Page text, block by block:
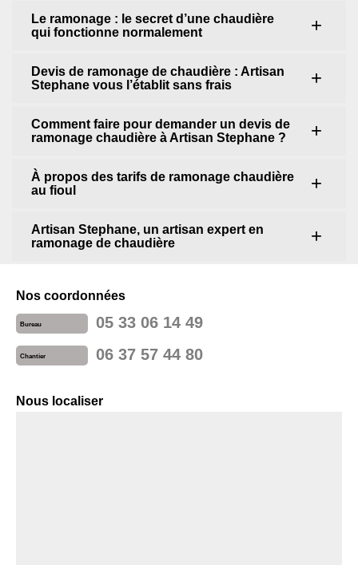
Le ramonage : le secret d’une chaudière
qui fonctionne normalement
Devis de ramonage de chaudière : Artisan
Stephane vous l’établit sans frais
Comment faire pour demander un devis de
ramonage chaudière à Artisan Stephane ?
À propos des tarifs de ramonage chaudière
au fioul
Artisan Stephane, un artisan expert en
ramonage de chaudière
Nos coordonnées
Bureau 05 33 06 14 49
Chantier 06 37 57 44 80
Nous localiser